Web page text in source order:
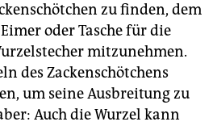
zu finden, dem
oder Tasche für die
mitzunehmen.
des Zackenschötchens
um seine Ausbreitung zu
Auch die Wurzel kann